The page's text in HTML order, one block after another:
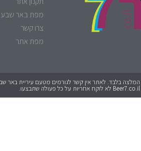
מפת באר שבע
צרו קשר
מפת אתר